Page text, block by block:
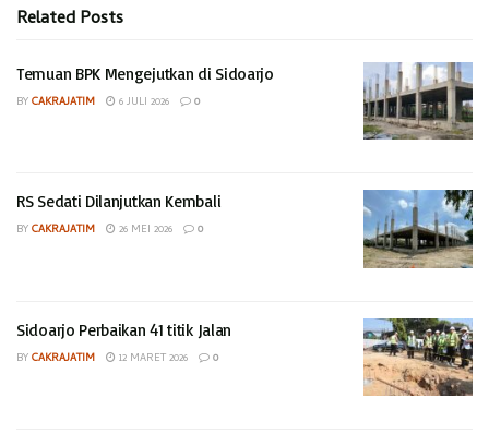
(Hadi)
RelatedPosts
Temuan BPK Mengejutkan di Sidoarjo
BYCAKRAJATIM 6 JULI 2026 0
RS Sedati Dilanjutkan Kembali
BYCAKRAJATIM 26 MEI 2026 0
Sidoarjo Perbaikan 41 titik Jalan
BYCAKRAJATIM 12 MARET 2026 0